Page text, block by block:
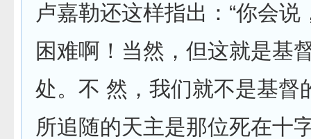
卢嘉勒还这样指出：“你会说
困难啊！当然，但这就是基
处。不 然，我们就不是基督
所追随的天主是那位死在十